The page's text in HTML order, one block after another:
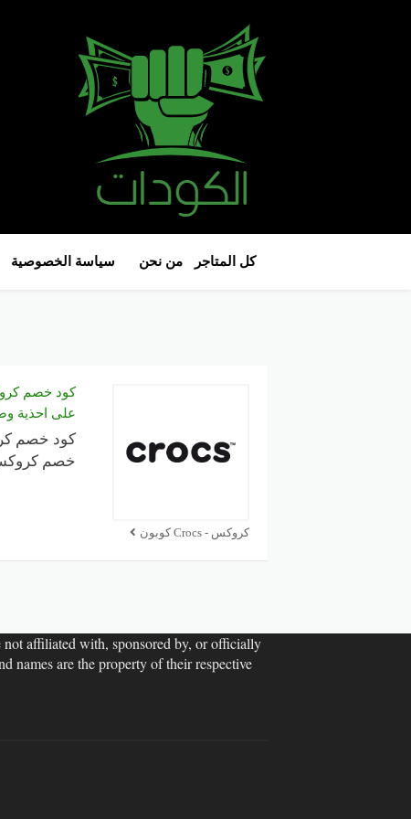
كل المتاجر من نحن سياسة الخصوصية
كروكس - Crocs كوبون
على احذية
خصم
not affiliated with, sponsored by, or officially
names are the property of their respective